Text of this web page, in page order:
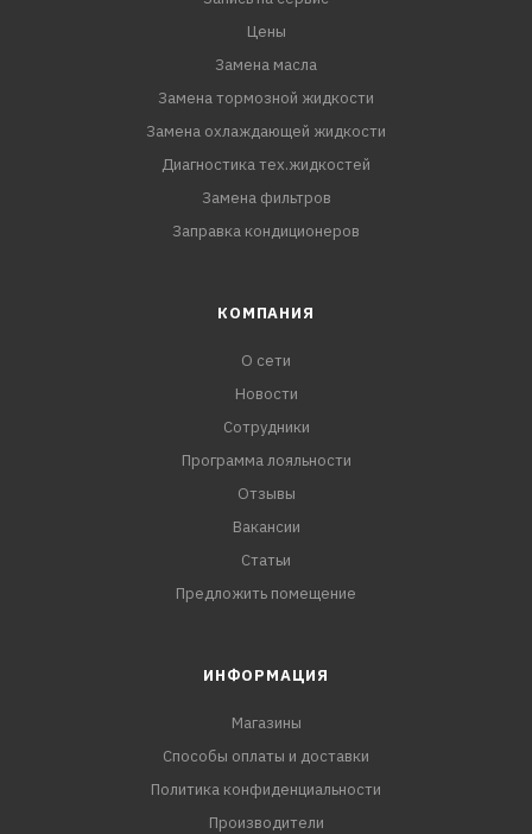
Цены
Замена масла
Замена тормозной жидкости
Замена охлаждающей жидкости
Диагностика тех.жидкостей
Замена фильтров
Заправка кондиционеров
КОМПАНИЯ
О сети
Новости
Сотрудники
Программа лояльности
Отзывы
Вакансии
Статьи
Предложить помещение
ИНФОРМАЦИЯ
Магазины
Способы оплаты и доставки
Политика конфиденциальности
Производители